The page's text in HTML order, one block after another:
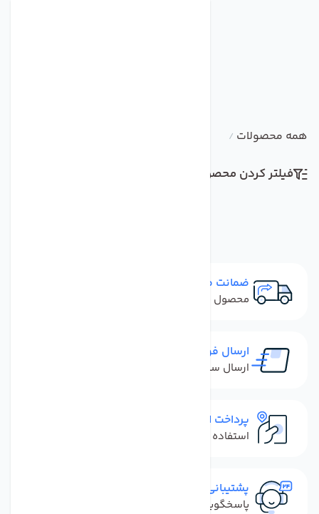
همه محصولات /
فیلتر کردن محصولات
ضمانت مرجوعی
محصول نباید آسیب دیده باشد
ارسال فوری
ارسال سفارش در کمترین زمان ممکن
پرداخت امن
استفاده از روش‌های پرداخت امن
پشتیبانی سریع
پاسخگویی سریع به تماس‌ها و پیام‌ها